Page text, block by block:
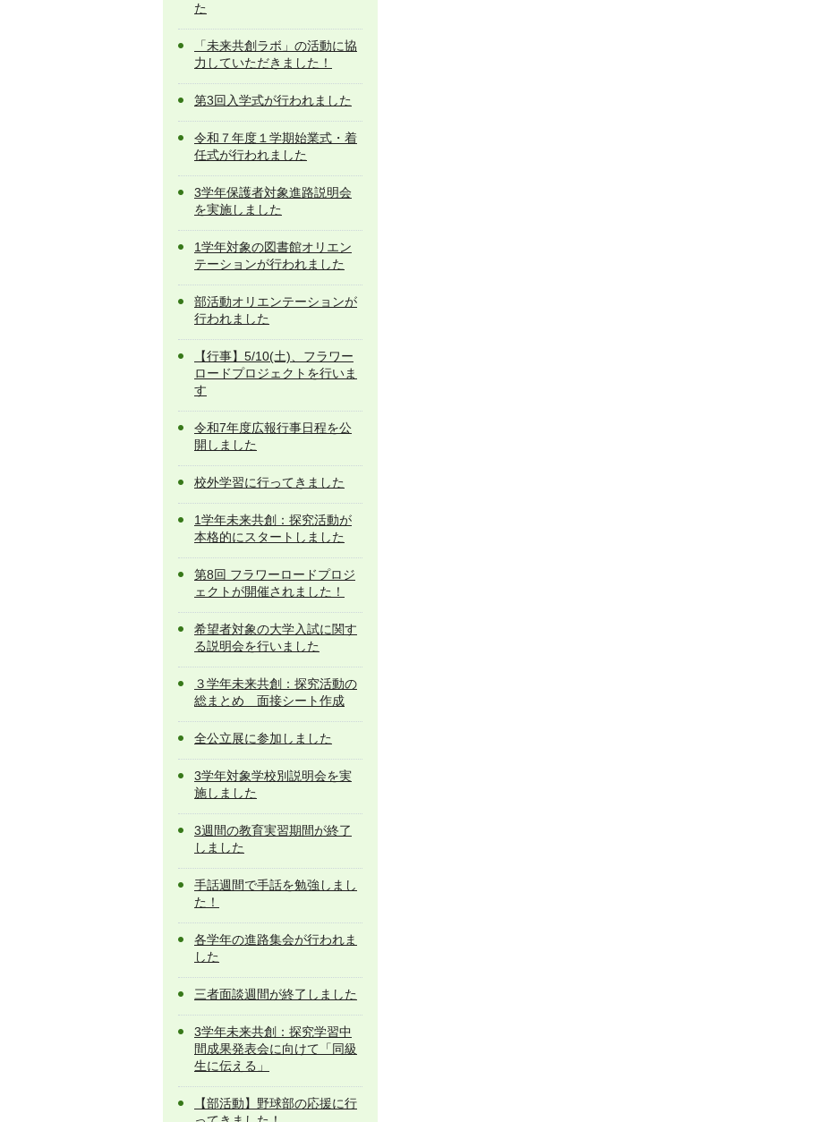
た
「未来共創ラボ」の活動に協
力していただきました！
第3回入学式が行われました
令和７年度１学期始業式・着
任式が行われました
3学年保護者対象進路説明会
を実施しました
1学年対象の図書館オリエン
テーションが行われました
部活動オリエンテーションが
行われました
【行事】5/10(土)、フラワー
ロードプロジェクトを行いま
す
令和7年度広報行事日程を公
開しました
校外学習に行ってきました
1学年未来共創：探究活動が
本格的にスタートしました
第8回 フラワーロードプロジ
ェクトが開催されました！
希望者対象の大学入試に関す
る説明会を行いました
３学年未来共創：探究活動の
総まとめ 面接シート作成
全公立展に参加しました
3学年対象学校別説明会を実
施しました
3週間の教育実習期間が終了
しました
手話週間で手話を勉強しまし
た！
各学年の進路集会が行われま
した
三者面談週間が終了しました
3学年未来共創：探究学習中
間成果発表会に向けて「同級
生に伝える」
【部活動】野球部の応援に行